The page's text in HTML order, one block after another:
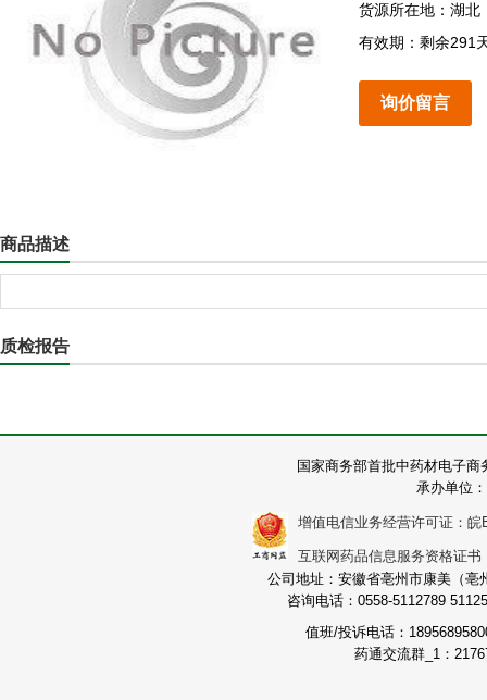
货源所在地：湖北
有效期：剩余291
询价留言
商品描述
质检报告
国家商务部首批中药材电子
承办单位
增值电信业务经营许可证：皖
互联网药品信息服务资格证
公司地址：安徽省亳州市康美（
咨询电话：0558-5112789
值班/投诉电话：
药通交流群_1：